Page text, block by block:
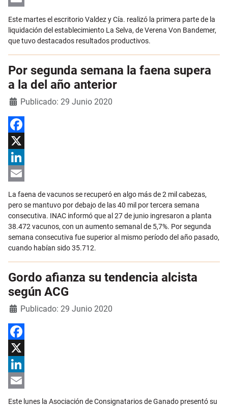
Este martes el escritorio Valdez y Cía. realizó la primera parte de la
liquidación del establecimiento La Selva, de Verena Von Bandemer,
que tuvo destacados resultados productivos.
Por segunda semana la faena supera
a la del año anterior
DetallesPublicado: 29 Junio 2020
Facebook
X
LinkedIn
Email
La faena de vacunos se recuperó en algo más de 2 mil cabezas,
pero se mantuvo por debajo de las 40 mil por tercera semana
consecutiva. INAC informó que al 27 de junio ingresaron a planta
38.472 vacunos, con un aumento semanal de 5,7%. Por segunda
semana consecutiva fue superior al mismo período del año pasado,
cuando habían sido 35.712.
Gordo afianza su tendencia alcista
según ACG
DetallesPublicado: 29 Junio 2020
Facebook
X
LinkedIn
Email
Este lunes la Asociación de Consignatarios de Ganado presentó su